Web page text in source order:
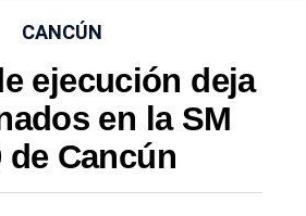
CANCÚN
ejecución deja
en la SM
de Cancún